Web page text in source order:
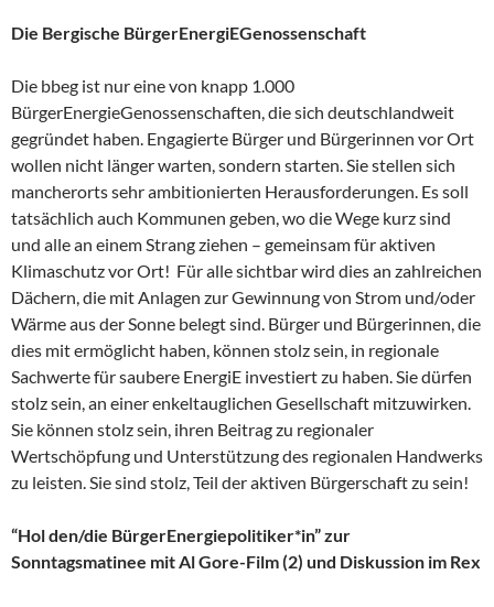
Die Bergische BürgerEnergiEGenossenschaft
Die bbeg ist nur eine von knapp 1.000
BürgerEnergieGenossenschaften, die sich deutschlandweit
gegründet haben. Engagierte Bürger und Bürgerinnen vor Ort
wollen nicht länger warten, sondern starten. Sie stellen sich
mancherorts sehr ambitionierten Herausforderungen. Es soll
tatsächlich auch Kommunen geben, wo die Wege kurz sind
und alle an einem Strang ziehen – gemeinsam für aktiven
Klimaschutz vor Ort! Für alle sichtbar wird dies an zahlreichen
Dächern, die mit Anlagen zur Gewinnung von Strom und/oder
Wärme aus der Sonne belegt sind. Bürger und Bürgerinnen, die
dies mit ermöglicht haben, können stolz sein, in regionale
Sachwerte für saubere EnergiE investiert zu haben. Sie dürfen
stolz sein, an einer enkeltauglichen Gesellschaft mitzuwirken.
Sie können stolz sein, ihren Beitrag zu regionaler
Wertschöpfung und Unterstützung des regionalen Handwerks
zu leisten. Sie sind stolz, Teil der aktiven Bürgerschaft zu sein!
“Hol den/die BürgerEnergiepolitiker*in” zur
Sonntagsmatinee mit Al Gore-Film (2) und Diskussion im Rex